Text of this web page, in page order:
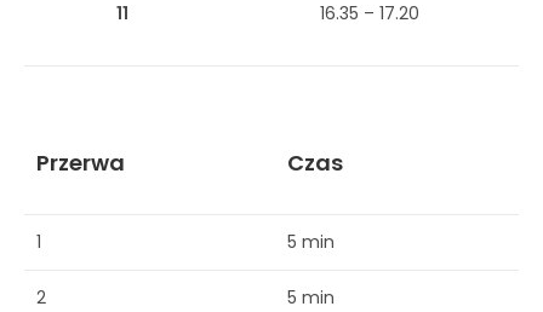
11 16.35 – 17.20
Przerwa Czas
1 5 min
2 5 min